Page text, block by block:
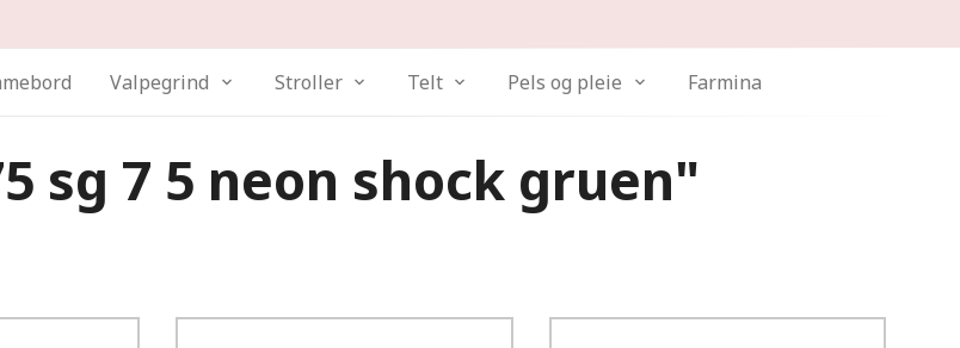
Valpegrind Stroller Telt Pels og pleie Farmina
sg 7 5 neon shock gruen"